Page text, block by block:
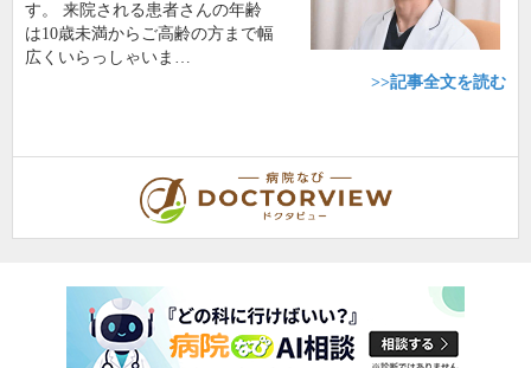
す。 来院される患者さんの年齢
は10歳未満からご高齢の方まで幅
広くいらっしゃいま…
>>記事全文を読む